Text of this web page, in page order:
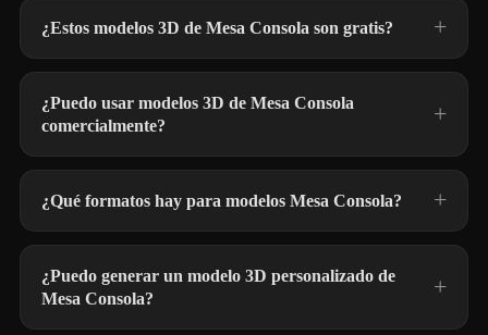
¿Estos modelos 3D de Mesa Consola son gratis?
¿Puedo usar modelos 3D de Mesa Consola
comercialmente?
¿Qué formatos hay para modelos Mesa Consola?
¿Puedo generar un modelo 3D personalizado de
Mesa Consola?